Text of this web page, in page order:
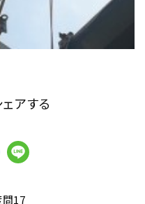
アする
Twitter
17